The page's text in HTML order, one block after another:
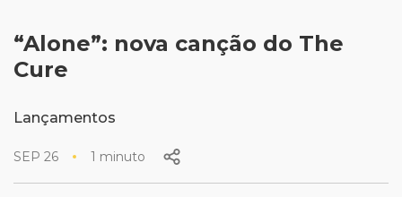
“Alone”: nova canção do The
Cure
Lançamentos
SEP 26 1 minuto